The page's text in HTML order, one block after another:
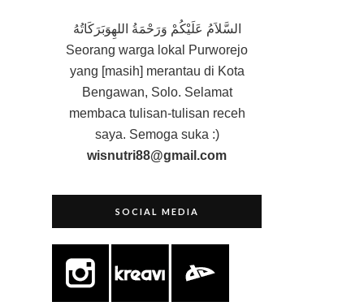
السَّلاَمُ عَلَيْكُمْ وَرَحْمَةُ اللهِوَبَرَكَاتُهُ
Seorang warga lokal Purworejo
yang [masih] merantau di Kota
Bengawan, Solo. Selamat
membaca tulisan-tulisan receh
saya. Semoga suka :)
wisnutri88@gmail.com
SOCIAL MEDIA